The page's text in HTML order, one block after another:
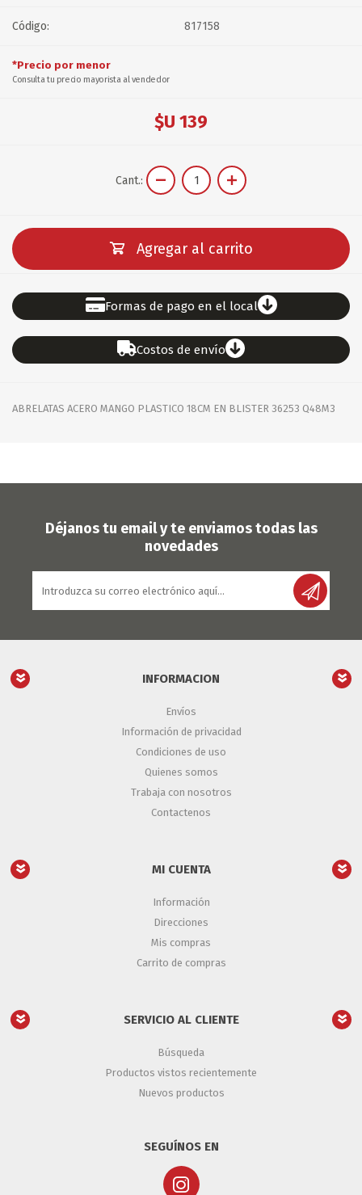
Código: 817158
*Precio por menor
Consulta tu precio mayorista al vendedor
$U 139
Cant.:
Agregar al carrito
Formas de pago en el local
Costos de envío
ABRELATAS ACERO MANGO PLASTICO 18CM EN BLISTER 36253 Q48M3
Déjanos tu email y te enviamos todas las
novedades
INFORMACION
Envíos
Información de privacidad
Condiciones de uso
Quienes somos
Trabaja con nosotros
Contactenos
MI CUENTA
Información
Direcciones
Mis compras
Carrito de compras
SERVICIO AL CLIENTE
Búsqueda
Productos vistos recientemente
Nuevos productos
SEGUÍNOS EN